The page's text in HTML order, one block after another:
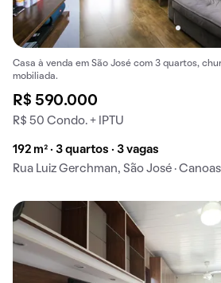
Casa à venda em São José com 3 quartos,
mobiliada.
R$ 590.000
R$ 50 Condo. + IPTU
192 m² · 3 quartos · 3 vagas
Rua Luiz Gerchman, São José · Canoas